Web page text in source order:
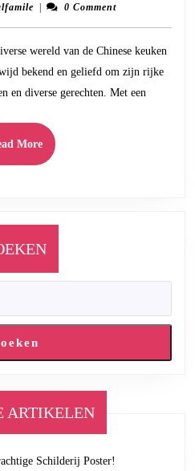
halfamile
| 0 Comment
wereld van de Chinese keuken
bekend en geliefd om zijn rijke
en diverse gerechten. Met een
MoreRead
More
ARTIKELEN
Schilderij Poster!